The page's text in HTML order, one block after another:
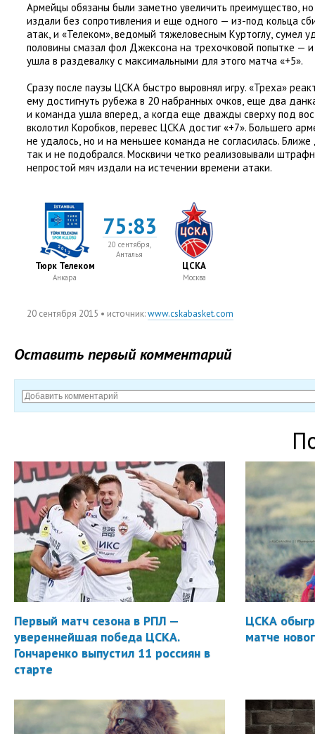
Армейцы обязаны были заметно увеличить преимущество,
издали без сопротивления и еще одного — из-под кольца
атак, и «Телеком», ведомый тяжеловесным Куртоглу, сумел
половины смазал фол Джексона на трехочковой попытке —
ушла в раздевалку с максимальными для этого матча «+5».
Сразу после паузы ЦСКА быстро выровнял игру. «Треха»
ему достигнуть рубежа в 20 набранных очков, еще два
и команда ушла вперед, а когда еще дважды сверху под
вколотил Коробков, перевес ЦСКА достиг «+7». Большего
не удалось, но и на меньшее команда не согласилась. Ближе
так и не подобрался. Москвичи четко реализовывали
непростой мяч издали на истечении времени атаки.
Тюрк Телеком
Анкара
75:83
20 сентября,
Анталья
ЦСКА
Москва
20 сентября 2015 • источник:www.cskabasket.com
Оставить первый комментарий
Первый матч сезона в РПЛ —
увереннейшая победа ЦСКА.
Гончаренко выпустил 11 россиян в
старте
ЦСКА
матче